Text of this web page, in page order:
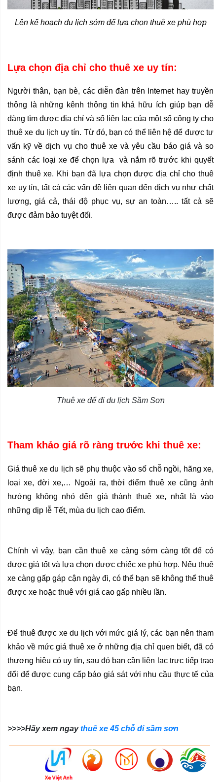
Lên kế hoạch du lịch sớm để lựa chọn thuê xe phù hợp
Lựa chọn địa chỉ cho thuê xe uy tín:
Người thân, bạn bè, các diễn đàn trên Internet hay truyền
thông là những kênh thông tin khá hữu ích giúp bạn dễ
dàng tìm được địa chỉ và số liên lạc của một số công ty cho
thuê xe du lịch uy tín. Từ đó, bạn có thể liên hệ để được tư
vấn kỹ về dịch vụ cho thuê xe và yêu cầu báo giá và so
sánh các loại xe để chọn lựa  và nắm rõ trước khi quyết
định thuê xe. Khi bạn đã lựa chọn được địa chỉ cho thuê
xe uy tín, tất cả các vấn đề liên quan đến dịch vụ như chất
lượng, giá cả, thái độ phục vụ, sự an toàn….. tất cả sẽ
được đảm bảo tuyệt đối.
Thuê xe để đi du lịch Sầm Sơn
Tham khảo giá rõ ràng trước khi thuê xe:
Giá thuê xe du lịch sẽ phụ thuộc vào số chỗ ngồi, hãng xe,
loại xe, đời xe,… Ngoài ra, thời điểm thuê xe cũng ảnh
hưởng không nhỏ đến giá thành thuê xe, nhất là vào
những dịp lễ Tết, mùa du lịch cao điểm.
Chính vì vậy, bạn cần thuê xe càng sớm càng tốt để có
được giá tốt và lựa chọn được chiếc xe phù hợp. Nếu thuê
xe càng gấp gáp cận ngày đi, có thể bạn sẽ không thể thuê
được xe hoặc thuê với giá cao gấp nhiều lần.
Để thuê được xe du lịch với mức giá lý, các bạn nên tham
khảo về mức giá thuê xe ở những địa chỉ quen biết, đã có
thương hiệu có uy tín, sau đó bạn cần liên lạc trực tiếp trao
đổi để được cung cấp báo giá sát với nhu cầu thực tế của
bạn.
>>>>Hãy xem ngaythuê xe 45 chỗ đi sầm sơn